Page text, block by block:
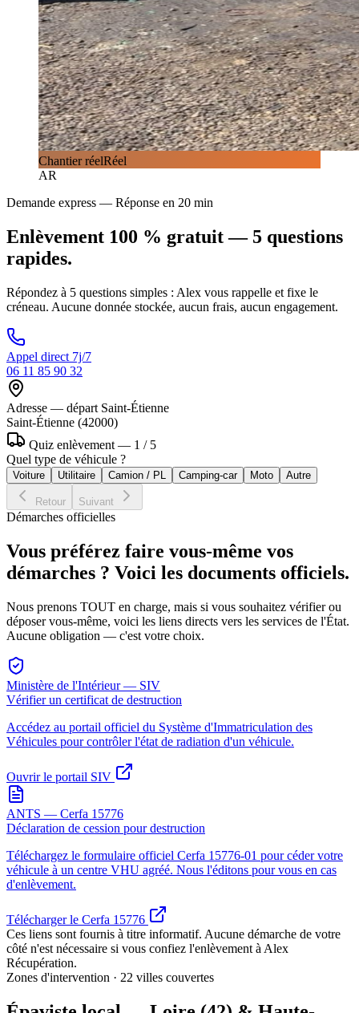
Chantier réelRéel
AR
Demande express — Réponse en 20 min
Enlèvement 100 % gratuit— 5 questions
rapides.
Répondez à 5 questions simples : Alex vous rappelle et fixe le
créneau. Aucune donnée stockée, aucun frais, aucun engagement.
Appel direct 7j/7
06 11 85 90 32
Adresse — départ Saint-Étienne
Saint-Étienne (42000)
Quiz enlèvement — 1 / 5
Quel type de véhicule ?
Voiture Utilitaire Camion / PL Camping-car Moto Autre
Retour Suivant
Démarches officielles
Vous préférez faire vous-même vos
démarches ? Voici les documents officiels.
Nous prenons TOUT en charge, mais si vous souhaitez vérifier ou
déposer vous-même, voici les liens directs vers les services de l'État.
Aucune obligation — c'est votre choix.
Ministère de l'Intérieur — SIV
Vérifier un certificat de destruction
Accédez au portail officiel du Système d'Immatriculation des
Véhicules pour contrôler l'état de radiation d'un véhicule.
Ouvrir le portail SIV
ANTS — Cerfa 15776
Déclaration de cession pour destruction
Téléchargez le formulaire officiel Cerfa 15776-01 pour céder votre
véhicule à un centre VHU agréé. Nous l'éditons pour vous en cas
d'enlèvement.
Télécharger le Cerfa 15776
Ces liens sont fournis à titre informatif. Aucune démarche de votre
côté n'est nécessaire si vous confiez l'enlèvement à Alex
Récupération.
Zones d'intervention · 22 villes couvertes